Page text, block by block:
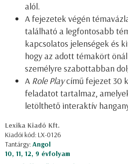
alól.
A fejezetek végén
található a legfontosabb
kapcsolatos jelenségek és
hogy az adott témakört
személyre szabottabban
A Role Playcímű fejezet 30
feladatot tartalmaz,
letölthető interaktív
Lexika Kiadó Kft.
Kiadói kód: LX-0126
Tantárgy:Angol
10, 11, 12, 9 évfolyam